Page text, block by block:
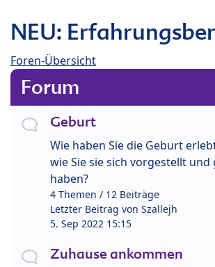
NEU:
Foren-Übersicht
Forum
Geburt
Wie haben Sie die Geburt
wie Sie sie sich vorgestellt
haben?
4 Themen / 12 Beiträge
Letzter Beitrag von Szallejh
5. Sep 2022 15:15
Zuhause ankommen